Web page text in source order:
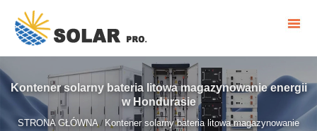
Kontener solarny bateria litowa magazynowanie energii
w Hondurasie
STRONA GŁÓWNA/ Kontener solarny bateria litowa magazynowanie